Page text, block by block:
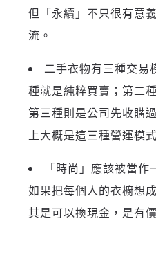
但「永續」不只很有意
流。
二手衣物有三種交易
種就是純粹買賣；第二
第三種則是公司先收購
上大概是這三種營運模
「時尚」應該被當
如果把每個人的衣櫥想
其是可以換現金，是有